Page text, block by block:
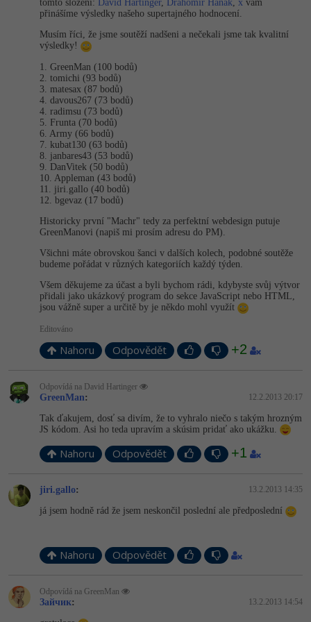
SEO specialista
Algoritmy
Umělá inteligence (AI)
Pro děti
Více
Fórum
Time management
Windows
Linux
Sítě
Kybernetická bezpečnost
Elektronický podpis
Fórum
Ostatní
Fórum
Příběhy absolventů
Kariéra
Pro firmy
tomto složení: David Hartinger, Drahomír Hanák, x vám
přinášíme výsledky našeho supertajného hodnocení.
Musím říci, že jsme soutěží nadšeni a nečekali jsme tak kvalitní
výsledky!
1. GreenMan (100 bodů)
2. tomichi (93 bodů)
3. matesax (87 bodů)
4. davous267 (73 bodů)
4. radimsu (73 bodů)
5. Frunta (70 bodů)
6. Army (66 bodů)
7. kubat130 (63 bodů)
8. janbares43 (53 bodů)
9. DanVitek (50 bodů)
10. Appleman (43 bodů)
11. jiri.gallo (40 bodů)
12. bgevaz (17 bodů)
Historicky první "Machr" tedy za perfektní webdesign putuje
GreenManovi (napiš mi prosím adresu do PM).
Všichni máte obrovskou šanci v dalších kolech, podobné soutěže
budeme pořádat v různých kategoriích každý týden.
Všem děkujeme za účast a byli bychom rádi, kdybyste svůj výtvor
přidali jako ukázkový program do sekce JavaScript nebo HTML,
jsou vážně super a určitě by je někdo mohl využít
Editováno
Nahoru Odpovědět +2
Odpovídá na David Hartinger
GreenMan: 12.2.2013 20:17
Tak ďakujem, dosť sa divím, že to vyhralo niečo s takým hrozným
JS kódom. Asi ho teda upravím a skúsim pridať ako ukážku.
Nahoru Odpovědět +1
jiri.gallo: 13.2.2013 14:35
já jsem hodně rád že jsem neskončil poslední ale předposlední
Nahoru Odpovědět
Odpovídá na GreenMan
Зайчик: 13.2.2013 14:54